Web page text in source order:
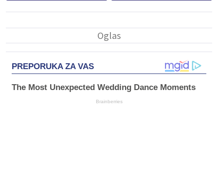
PREPORUKA ZA VAS
The Most Unexpected Wedding Dance Moments
Brainberries